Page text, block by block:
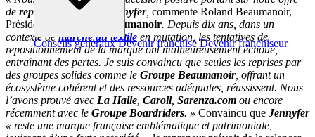
Conseils généraux Devenir franchisé Devenir franchiseur
de reprise concernant Jennyfer, commente Roland Beaumanoir,
Président du
Groupe Beaumanoir. Depuis dix ans, dans un
contexte demarché du textile en mutation, les tentatives de
repositionnement de la marque ont malheureusement échoué,
entraînant des pertes. Je suis convaincu que seules les reprises par
des groupes solides comme le Groupe Beaumanoir, offrant un
écosystème cohérent et des ressources adéquates, réussissent. Nous
l’avons prouvé avec La Halle Caroll, Sarenza.com ou encore
récemment avec le Groupe Boardriders. » Convaincu que Jennyfer
« reste une marque française emblématique et patrimoniale,